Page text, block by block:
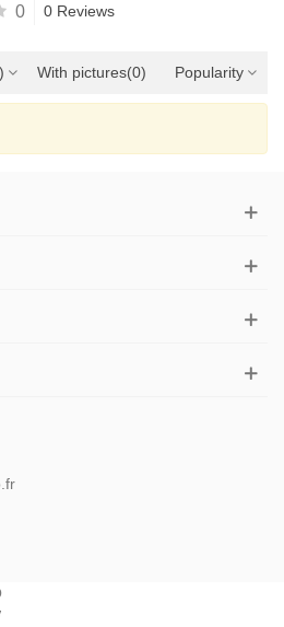
0 0 Reviews
With pictures(0) Popularity